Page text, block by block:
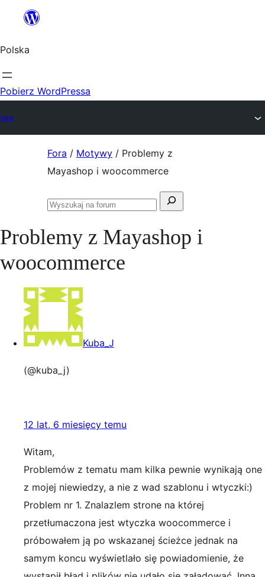
Przejdź
treści
Polska
Pobierz WordPressa
Fora / Motywy / Problemy z
Mayashop i woocommerce
Szukaj:
Przeszukaj
Problemy z Mayashop i
woocommerce
Kuba_J
(@kuba_j)
12 lat, 6 miesięcy temu
Witam,
Problemów z tematu mam kilka pewnie wynikają one
z mojej niewiedzy, a nie z wad szablonu i wtyczki:)
Problem nr 1. Znalazlem strone na której
przetłumaczona jest wtyczka woocommerce i
próbowałem ją po wskazanej ścieżce jednak na
samym koncu wyświetlało się powiadomienie, że